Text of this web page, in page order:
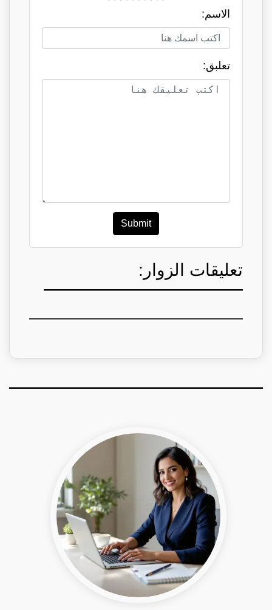
الاسم:
تعلبق:
Submit
تعليقات الزوار: